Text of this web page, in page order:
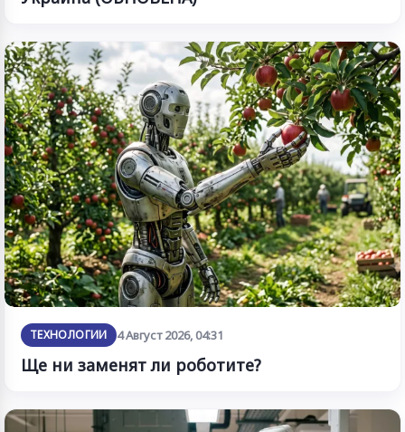
ТЕХНОЛОГИИ 4 Август 2026, 04:31
Ще ни заменят ли роботите?